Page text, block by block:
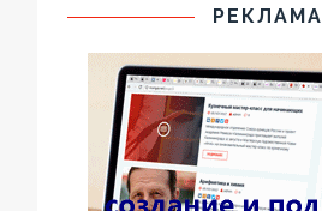
РЕКЛАМА